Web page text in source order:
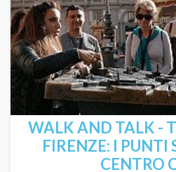
WALK AND TALK -
FIRENZE: I PUNTI
CENTRO